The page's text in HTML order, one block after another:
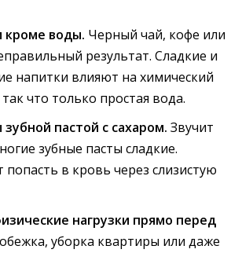
кроме воды. Черный чай, кофе или
результат. Сладкие и
напитки влияют на химический
что только простая вода.
пастой с сахаром. Звучит
зубные пасты сладкие.
попасть в кровь через слизистую
нагрузки прямо перед
уборка квартиры или даже